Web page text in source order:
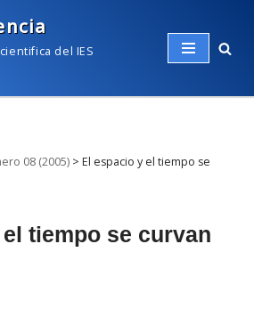
del IES
08 (2005) > El espacio y el tiempo se
tiempo se curvan